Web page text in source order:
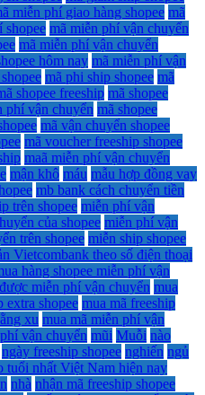
miễn phí giao hàng shopee mã
shopee mã miễn phí vận chuyển
mã miễn phí vận chuyển
hôm nay mã miễn phí vận
mã phi ship shopee mã
shopee freeship mã shopee
phí vận chuyển mã shopee
mã vận chuyển shopee
mã voucher freeship shopee
maã miễn phí vận chuyển
mận khô máu mẫu hợp đồng vay
mb bank cách chuyển tiền
trên shopee miễn phí vận
của shopee miễn phí vận
trên shopee miễn ship shopee
Vietcombank theo số điện thoại
hàng shopee miễn phí vận
miễn phí vận chuyển mua
extra shopee mua mã freeship
xu mua mã miễn phí vận
vận chuyển mũi Muỗi nào
ngày freeship shopee nghiến ngủ
tuổi nhất Việt Nam hiện nay
nhà nhận mã freeship shopee